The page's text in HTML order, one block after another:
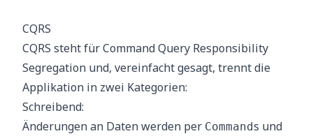
CQRS
CQRS steht für Command Query Responsibility
Segregation und, vereinfacht gesagt, trennt die
Applikation in zwei Kategorien:
Schreibend:
Änderungen an Daten werden per Commands und